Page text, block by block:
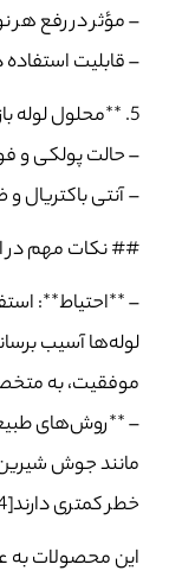
– مؤثر در رفع هر
– قابلیت استفاده
5. **محلول لوله بازکن کوبایاشی**
– حالت پولکی و
– آنتی باکتریال
## نکات مهم در
– **احتیاط**:
لوله‌ها آسیب
موفقیت، به
– **روش‌های
مانند جوش شیرین
خطر کمتری دارند[4][5].
این محصولات به